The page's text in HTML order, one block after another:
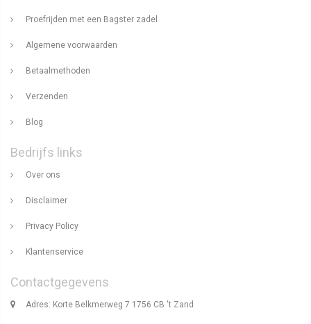
Proefrijden met een Bagster zadel
Algemene voorwaarden
Betaalmethoden
Verzenden
Blog
Bedrijfs links
Over ons
Disclaimer
Privacy Policy
Klantenservice
Contactgegevens
Adres: Korte Belkmerweg 7 1756 CB 't Zand